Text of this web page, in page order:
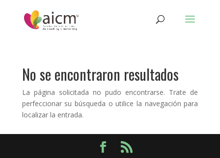
No se encontraron resultados
La página solicitada no pudo encontrarse. Trate de
perfeccionar su búsqueda o utilice la navegación para
localizar la entrada.